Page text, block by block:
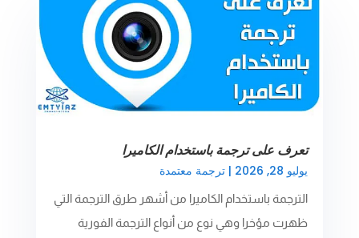
تعرف على ترجمة باستخدام الكاميرا
يوليو 28, 2026 | ترجمة معتمدة
الترجمة باستخدام الكاميرا من أشهر طرق الترجمة التي
ظهرت مؤخرا وهي نوع من أنواع الترجمة الفورية